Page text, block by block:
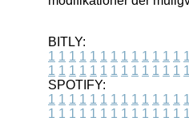
BITLY:
1 1 1 1 1 1 1 1 1 1 1 1 1 1
1 1 1 1 1 1 1 1 1 1 1 1 1 1
SPOTIFY:
1 1 1 1 1 1 1 1 1 1 1 1 1 1
1 1 1 1 1 1 1 1 1 1 1 1 1 1